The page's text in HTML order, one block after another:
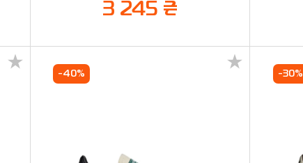
3 245 ₴
-40% -30%